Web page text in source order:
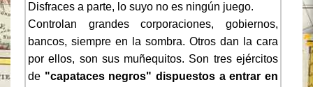
Disfraces a parte, lo suyo no es ningún juego.
Controlan grandes corporaciones, gobiernos,
bancos, siempre en la sombra. Otros dan la cara
por ellos, son sus muñequitos. Son tres ejércitos
de "capataces negros" dispuestos a entrar en